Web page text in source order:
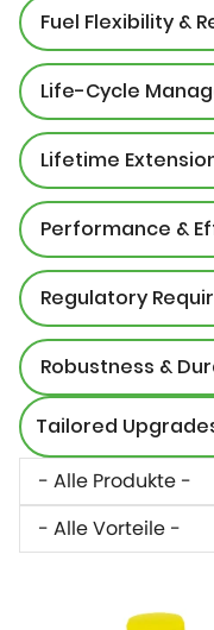
Fuel Flexibility &
Life-Cycle
Lifetime
Performance &
Regulatory
Robustness &
Tailored